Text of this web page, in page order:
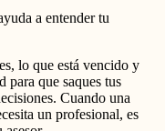
a entender tu
lo que está vencido y
para que saques tus
Cuando una
un profesional, es